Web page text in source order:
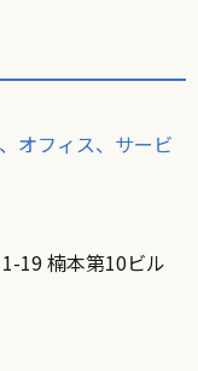
オフィス、サービ
19 楠本第10ビル